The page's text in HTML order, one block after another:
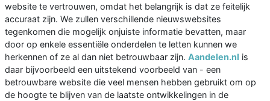
website te vertrouwen, omdat het belangrijk is dat ze feitelijk
accuraat zijn. We zullen verschillende nieuwswebsites
tegenkomen die mogelijk onjuiste informatie bevatten, maar
door op enkele essentiële onderdelen te letten kunnen we
herkennen of ze al dan niet betrouwbaar zijn. Aandelen.nl is
daar bijvoorbeeld een uitstekend voorbeeld van - een
betrouwbare website die veel mensen hebben gebruikt om op
de hoogte te blijven van de laatste ontwikkelingen in de